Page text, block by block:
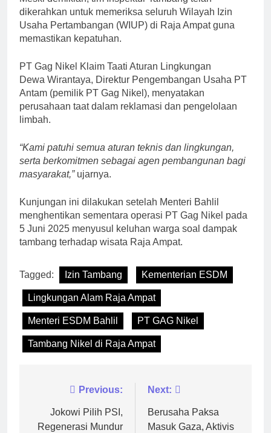
dikerahkan untuk memeriksa seluruh Wilayah Izin
Usaha Pertambangan (WIUP) di Raja Ampat guna
memastikan kepatuhan.
PT Gag Nikel Klaim Taati Aturan Lingkungan
Dewa Wirantaya, Direktur Pengembangan Usaha PT
Antam (pemilik PT Gag Nikel), menyatakan
perusahaan taat dalam reklamasi dan pengelolaan
limbah.
“Kami patuhi semua aturan teknis dan lingkungan,
serta berkomitmen sebagai agen pembangunan bagi
masyarakat,”ujarnya.
Kunjungan ini dilakukan setelah Menteri Bahlil
menghentikan sementara operasi PT Gag Nikel pada
5 Juni 2025 menyusul keluhan warga soal dampak
tambang terhadap wisata Raja Ampat.
Tagged: Izin Tambang Kementerian ESDM
Lingkungan Alam Raja Ampat
Menteri ESDM Bahlil PT GAG Nikel
Tambang Nikel di Raja Ampat
Navigasi
pos
Previous:
Jokowi Pilih PSI,
Regenerasi Mundur
Next:
Berusaha Paksa
Masuk Gaza, Aktivis